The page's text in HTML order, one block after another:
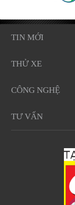
TIN MỚI
THỬ XE
CÔNG NGHỆ
TƯ VẤN